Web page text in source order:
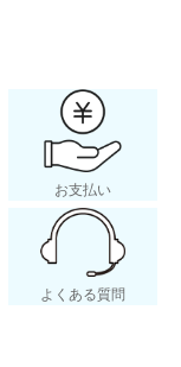
お支払い
よくある質問